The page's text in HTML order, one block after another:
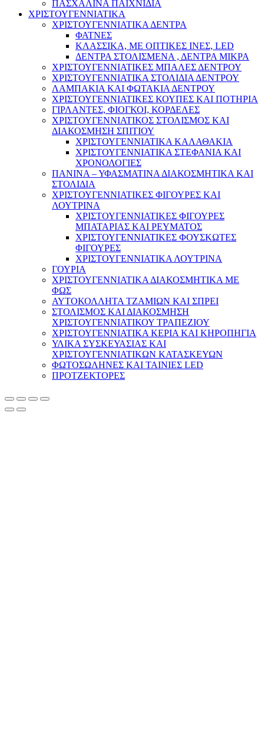
ΠΑΣΧΑΛΙΝΑ ΠΑΙΧΝΙΔΙΑ
ΧΡΙΣΤΟΥΓΕΝΝΙΑΤΙΚΑ
ΧΡΙΣΤΟΥΓΕΝΝΙΑΤΙΚΑ ΔΕΝΤΡΑ
ΦΑΤΝΕΣ
ΚΛΑΣΣΙΚΑ, ΜΕ ΟΠΤΙΚΕΣ ΙΝΕΣ, LED
ΔΕΝΤΡΑ ΣΤΟΛΙΣΜΕΝΑ , ΔΕΝΤΡΑ ΜΙΚΡΑ
ΧΡΙΣΤΟΥΓΕΝΝΙΑΤΙΚΕΣ ΜΠΑΛΕΣ ΔΕΝΤΡΟΥ
ΧΡΙΣΤΟΥΓΕΝΝΙΑΤΙΚΑ ΣΤΟΛΙΔΙΑ ΔΕΝΤΡΟΥ
ΛΑΜΠΑΚΙΑ ΚΑΙ ΦΩΤΑΚΙΑ ΔΕΝΤΡΟΥ
ΧΡΙΣΤΟΥΓΕΝΝΙΑΤΙΚΕΣ ΚΟΥΠΕΣ ΚΑΙ ΠΟΤΗΡΙΑ
ΓΙΡΛΑΝΤΕΣ, ΦΙΟΓΚΟΙ, ΚΟΡΔΕΛΕΣ
ΧΡΙΣΤΟΥΓΕΝΝΙΑΤΙΚΟΣ ΣΤΟΛΙΣΜΟΣ ΚΑΙ
ΔΙΑΚΟΣΜΗΣΗ ΣΠΙΤΙΟΥ
ΧΡΙΣΤΟΥΓΕΝΝΙΑΤΙΚΑ ΚΑΛΑΘΑΚΙΑ
ΧΡΙΣΤΟΥΓΕΝΝΙΑΤΙΚΑ ΣΤΕΦΑΝΙΑ ΚΑΙ
ΧΡΟΝΟΛΟΓΙΕΣ
ΠΑΝΙΝΑ – ΥΦΑΣΜΑΤΙΝΑ ΔΙΑΚΟΣΜΗΤΙΚΑ ΚΑΙ
ΣΤΟΛΙΔΙΑ
ΧΡΙΣΤΟΥΓΕΝΝΙΑΤΙΚΕΣ ΦΙΓΟΥΡΕΣ ΚΑΙ
ΛΟΥΤΡΙΝΑ
ΧΡΙΣΤΟΥΓΕΝΝΙΑΤΙΚΕΣ ΦΙΓΟΥΡΕΣ
ΜΠΑΤΑΡΙΑΣ ΚΑΙ ΡΕΥΜΑΤΟΣ
ΧΡΙΣΤΟΥΓΕΝΝΙΑΤΙΚΕΣ ΦΟΥΣΚΩΤΕΣ
ΦΙΓΟΥΡΕΣ
ΧΡΙΣΤΟΥΓΕΝΝΙΑΤΙΚΑ ΛΟΥΤΡΙΝΑ
ΓΟΥΡΙΑ
ΧΡΙΣΤΟΥΓΕΝΝΙΑΤΙΚΑ ΔΙΑΚΟΣΜΗΤΙΚΑ ΜΕ
ΦΩΣ
ΑΥΤΟΚΟΛΛΗΤΑ ΤΖΑΜΙΩΝ ΚΑΙ ΣΠΡΕΙ
ΣΤΟΛΙΣΜΟΣ ΚΑΙ ΔΙΑΚΟΣΜΗΣΗ
ΧΡΙΣΤΟΥΓΕΝΝΙΑΤΙΚΟΥ ΤΡΑΠΕΖΙΟΥ
ΧΡΙΣΤΟΥΓΕΝΝΙΑΤΙΚΑ ΚΕΡΙΑ ΚΑΙ ΚΗΡΟΠΗΓΙΑ
ΥΛΙΚΑ ΣΥΣΚΕΥΑΣΙΑΣ ΚΑΙ
ΧΡΙΣΤΟΥΓΕΝΝΙΑΤΙΚΩΝ ΚΑΤΑΣΚΕΥΩΝ
ΦΩΤΟΣΩΛΗΝΕΣ ΚΑΙ ΤΑΙΝΙΕΣ LED
ΠΡΟΤΖΕΚΤΟΡΕΣ